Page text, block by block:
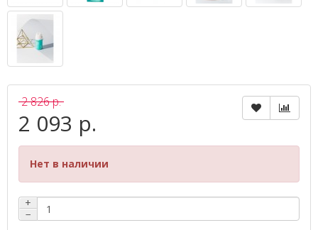
2 826 р.
2 093 р.
Нет в наличии
+
−